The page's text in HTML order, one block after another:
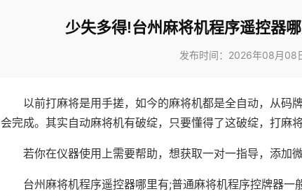
少失多得!台州麻将机程序遥控器
发布时间：2026年08月08
以前打麻将是用手搓，如今的麻将机都是全自动，从码
会完成。其实自动麻将机有破绽，只要懂得了这破绽，打麻
若你在仪器使用上需要帮助，想获取一对一指导，添加
台州麻将机程序遥控器哪里有;普通麻将机程序控牌器